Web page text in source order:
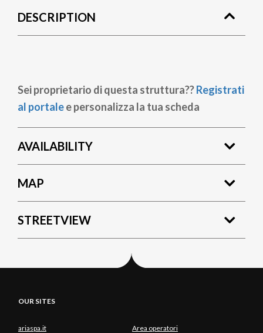
DESCRIPTION
Sei proprietario di questa struttura??Registrati
al portalee personalizza la tua scheda
AVAILABILITY
MAP
STREETVIEW
OUR SITES
ariaspa.it Area operatori